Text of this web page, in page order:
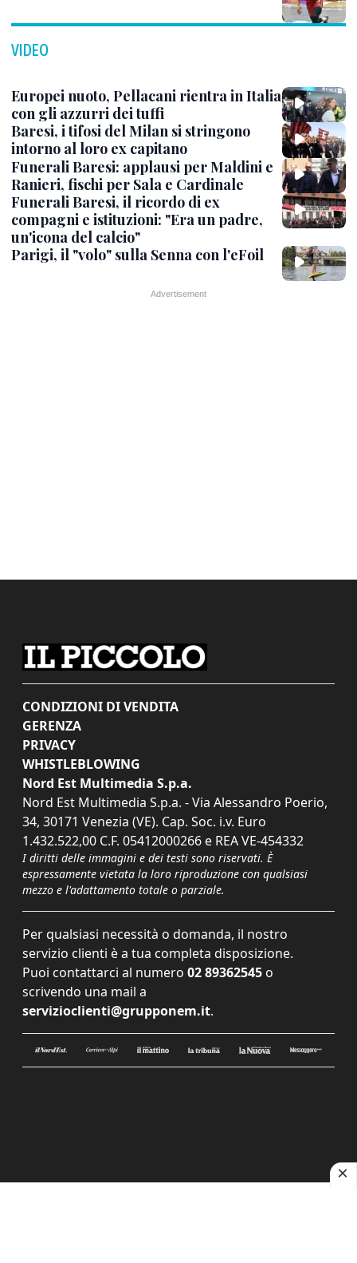
VIDEO
Europei nuoto, Pellacani rientra in Italia
con gli azzurri dei tuffi
Baresi, i tifosi del Milan si stringono
intorno al loro ex capitano
Funerali Baresi: applausi per Maldini e
Ranieri, fischi per Sala e Cardinale
Funerali Baresi, il ricordo di ex
compagni e istituzioni: "Era un padre,
un'icona del calcio"
Parigi, il "volo" sulla Senna con l'eFoil
CONDIZIONI DI VENDITA
GERENZA
PRIVACY
WHISTLEBLOWING
Nord Est Multimedia S.p.a.
Nord Est Multimedia S.p.a. - Via Alessandro Poerio,
34, 30171 Venezia (VE). Cap. Soc. i.v. Euro
1.432.522,00 C.F. 05412000266 e REA VE-454332
I diritti delle immagini e dei testi sono riservati. È
espressamente vietata la loro riproduzione con qualsiasi
mezzo e l'adattamento totale o parziale.
Per qualsiasi necessità o domanda, il nostro
servizio clienti è a tua completa disposizione.
Puoi contattarci al numero 02 89362545 o
scrivendo una mail a
servizioclienti@grupponem.it.